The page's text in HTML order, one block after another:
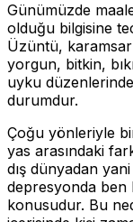
Günümüzde
olduğu bilgisine
Üzüntü,
yorgun, bitkin,
uyku
durumdur.
Çoğu yönleriyle
yas arasındaki
dış dünyadan
depresyonda ben
konusudur. Bu